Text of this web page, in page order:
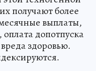
получают более
выплаты,
допотпуска
здоровью.